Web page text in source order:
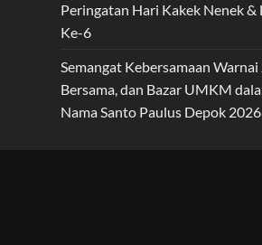
Peringatan Hari Kakek Nenek &
Ke-6
Semangat Kebersamaan Warnai
Bersama, dan Bazar UMKM
Nama Santo Paulus Depok 2026